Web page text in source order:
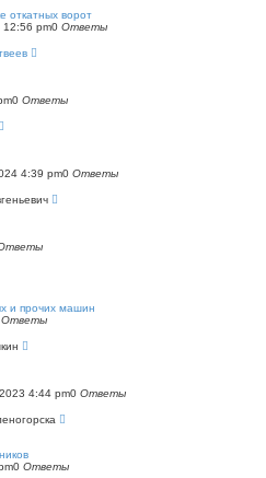
откатных ворот
pm0 Ответы
0 Ответы
4:39 pm0 Ответы
и прочих машин
Ответы
4:44 pm0 Ответы
0 Ответы